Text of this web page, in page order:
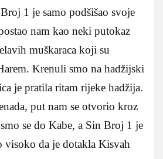
1 je samo podšišao svoje
nam kao neki putokaz
muškaraca koji su
Krenuli smo na hadžijski
je pratila ritam rijeke hadžija.
put nam se otvorio kroz
se do Kabe, a Sin Broj 1 je
visoko da je dotakla Kisvah